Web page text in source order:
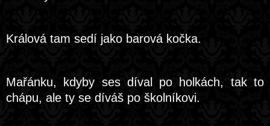
Králová tam sedí jako barová kočka.
Mařánku, kdyby ses díval po holkách, tak to
chápu, ale ty se díváš po školníkovi.